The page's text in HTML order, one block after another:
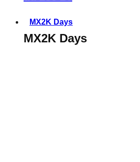
MX2K Days
MX2K Days